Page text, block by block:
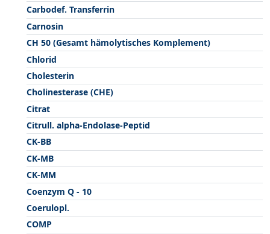
Carbodef. Transferrin
Carnosin
CH 50 (Gesamt hämolytisches Komplement)
Chlorid
Cholesterin
Cholinesterase (CHE)
Citrat
Citrull. alpha-Endolase-Peptid
CK-BB
CK-MB
CK-MM
Coenzym Q - 10
Coerulopl.
COMP